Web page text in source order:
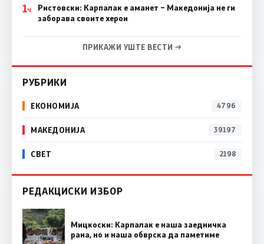
1Ч
Ристовски: Карпалак е аманет – Македонија не ги
заборава своите херои
ПРИКАЖИ УШТЕ ВЕСТИ →
РУБРИКИ
ЕКОНОМИЈА 4796
МАКЕДОНИЈА 39197
СВЕТ 2198
РЕДАКЦИСКИ ИЗБОР
Мицкоски: Карпалак е наша заедничка
рана, но и наша обврска да паметиме